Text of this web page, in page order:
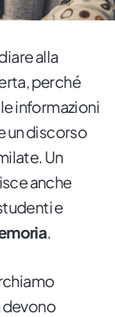
alla
perché
informazioni
un discorso
Un
anche
e
.
devono